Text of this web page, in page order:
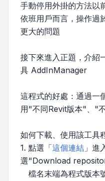
手動停用外掛的方法以
依班用戶而言，操作過
更大的問題
接下來進入正題，介紹
具 AddInManager
這程式的好處：通過一
用"不同Revit版本"、"
如何下載、使用該工具
1. 點選「這個連結 」進
選"Download
檔名末端為程式版本